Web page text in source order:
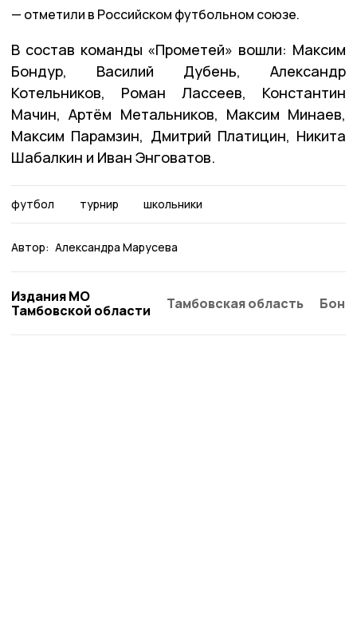
отметили в Российском футбольном союзе.
В состав команды «Прометей» вошли: Максим
Бондур, Василий Дубень, Александр
Котельников, Роман Лассеев, Константин
Мачин, Артём Метальников, Максим Минаев,
Максим Парамзин, Дмитрий Платицин, Никита
Шабалкин и Иван Энговатов.
футбол турнир школьники
Автор: Александра Марусева
Издания МО
Тамбовской области
Тамбовская область